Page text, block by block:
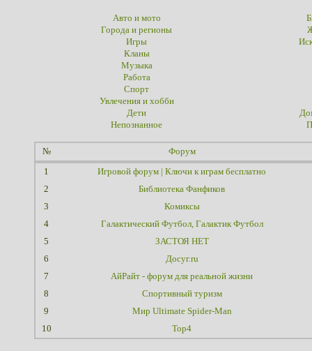
Авто и мото
Города и регионы
Игры
Кланы
Музыка
Работа
Спорт
Увлечения и хобби
Дети
Непознанное
№ Форум
1
Игровой форум | Ключи к играм бесплатно
2
Библиотека Фанфиков
3
Комиксы
4
Галактический Футбол, Галактик Футбол
5
ЗАСТОЯ НЕТ
6
Досуг.ru
7
АйРайт - форум для реальной жизни
8
Спортивный туризм
9
Мир Ultimate Spider-Man
10
Тор4